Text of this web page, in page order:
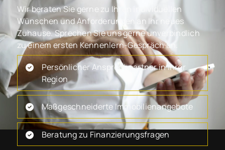
Wir beraten Sie gerne zu Ihren individuellen
Wünschen und Anforderungen an Ihr neues
Zuhause. Sprechen Sie uns gerne unverbindlich
zu einem ersten Kennenlern-Gespräch an.
Persönlicher Ansprechpartner in Ihrer
Region
Maßgeschneiderte Immobilienangebote
Beratung zu Finanzierungsfragen